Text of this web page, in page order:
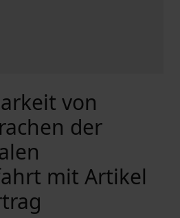
von
der
mit Artikel